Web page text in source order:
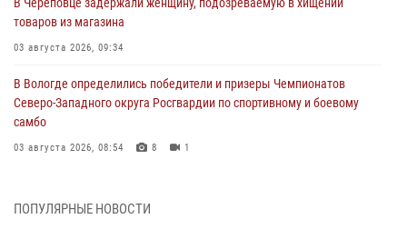
В Череповце задержали женщину, подозреваемую в хищении
товаров из магазина
03 августа 2026, 09:34
В Вологде определились победители и призеры Чемпионатов
Северо-Западного округа Росгвардии по спортивному и боевому
самбо
03 августа 2026, 08:54 8 1
ОХРАНЫ РОСГВАРДИИ В ВОЛОГОДСКОЙ ОБЛАСТИ ЗАДЕРЖАНО 23
ПОПУЛЯРНЫЕ НОВОСТИ